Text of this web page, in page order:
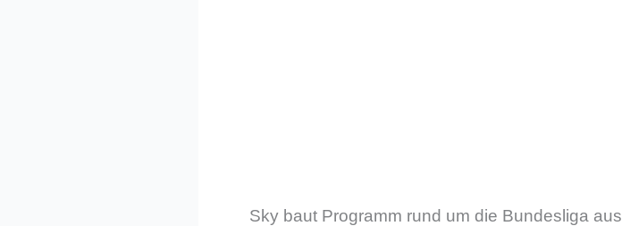
Sky baut Programm rund um die Bundesliga aus